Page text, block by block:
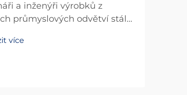
a inženýři výrobků z
průmyslových odvětví stále
kvalitních posuvných lišt jak
více